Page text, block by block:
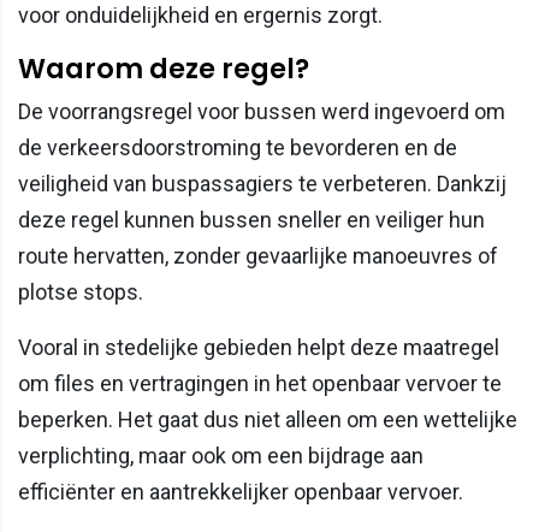
voor onduidelijkheid en ergernis zorgt.
Waarom deze regel?
De voorrangsregel voor bussen werd ingevoerd om
de verkeersdoorstroming te bevorderen en de
veiligheid van buspassagiers te verbeteren. Dankzij
deze regel kunnen bussen sneller en veiliger hun
route hervatten, zonder gevaarlijke manoeuvres of
plotse stops.
Vooral in stedelijke gebieden helpt deze maatregel
om files en vertragingen in het openbaar vervoer te
beperken. Het gaat dus niet alleen om een wettelijke
verplichting, maar ook om een bijdrage aan
efficiënter en aantrekkelijker openbaar vervoer.